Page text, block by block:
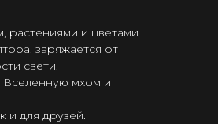
растениями и цветами
заряжается от
свети.
Вселенную мхом и
и для друзей.